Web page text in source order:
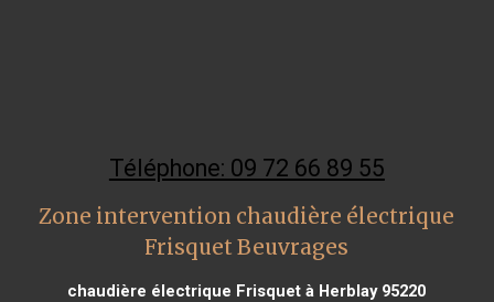
Téléphone: 09 72 66 89 55
Zone intervention chaudière électrique
Frisquet Beuvrages
chaudière électrique Frisquet à Herblay 95220